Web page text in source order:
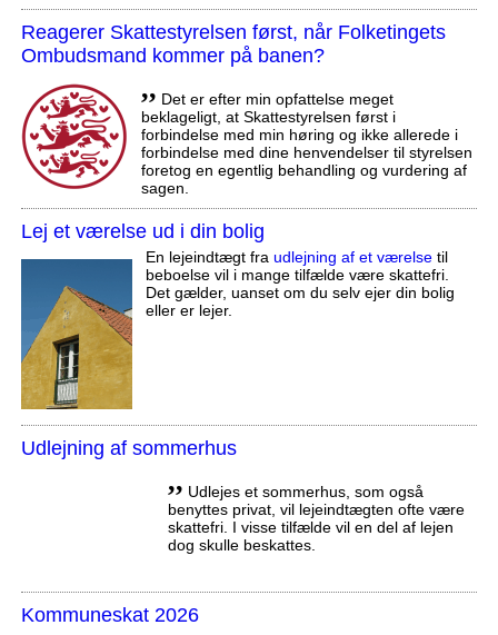
Reagerer Skattestyrelsen først, når Folketingets
Ombudsmand kommer på banen?
,, Det er efter min opfattelse meget
beklageligt, at Skattestyrelsen først i
forbindelse med min høring og ikke allerede i
forbindelse med dine henvendelser til styrelsen
foretog en egentlig behandling og vurdering af
sagen.
Lej et værelse ud i din bolig
En lejeindtægt fra udlejning af et værelsetil
beboelse vil i mange tilfælde være skattefri.
Det gælder, uanset om du selv ejer din bolig
eller er lejer.
Udlejning af sommerhus
,, Udlejes et sommerhus, som også
benyttes privat, vil lejeindtægten ofte være
skattefri. I visse tilfælde vil en del af lejen
dog skulle beskattes.
Kommuneskat 2026